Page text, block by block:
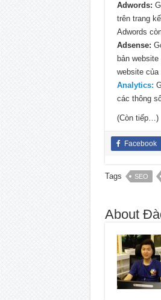
Adwords:
trên trang
Adwords
Adsense:
bản
website
Analytics:
các thông
(Còn tiếp…)
Facebook
Tags SEO
About